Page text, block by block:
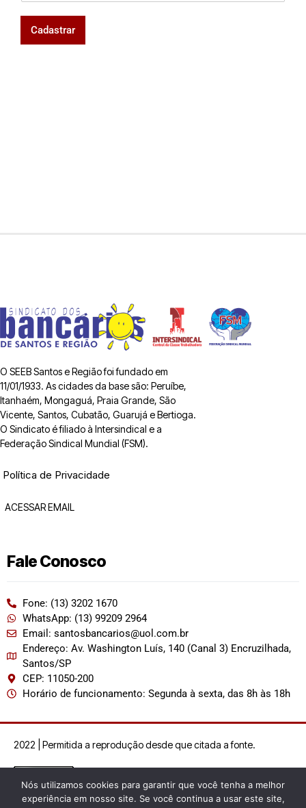
Cadastrar
O SEEB Santos e Região foi fundado em
11/01/1933. As cidades da base são: Peruíbe,
Itanhaém, Mongaguá, Praia Grande, São
Vicente, Santos, Cubatão, Guarujá e Bertioga.
O Sindicato é filiado à Intersindical e a
Federação Sindical Mundial (FSM).
Política de Privacidade
ACESSAR EMAIL
Fale Conosco
Fone: (13) 3202 1670
WhatsApp: (13) 99209 2964
Email: santosbancarios@uol.com.br
Endereço: Av. Washington Luís, 140 (Canal 3) Encruzilhada,
Santos/SP
CEP: 11050-200
Horário de funcionamento: Segunda à sexta, das 8h às 18h
2022 | Permitida a reprodução desde que citada a fonte.
Nós utilizamos cookies para garantir que você tenha a melhor
experiência em nosso site. Se você continua a usar este site,